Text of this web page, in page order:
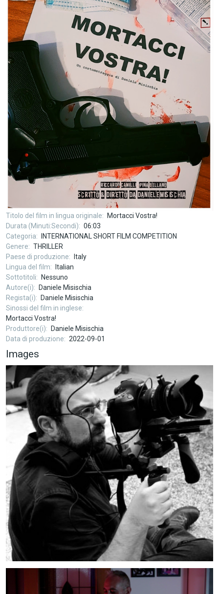
Titolo del film in lingua originale
Mortacci Vostra!
Durata (Minuti:Secondi)
06:03
Categoria
INTERNATIONAL SHORT FILM COMPETITION
Genere
THRILLER
Paese di produzione
Italy
Lingua del film
Italian
Sottotitoli
Nessuno
Autore(i)
Daniele Misischia
Regista(i)
Daniele Misischia
Sinossi del film in inglese
Mortacci Vostra!
Produttore(i)
Daniele Misischia
Data di produzione
2022-09-01
Images